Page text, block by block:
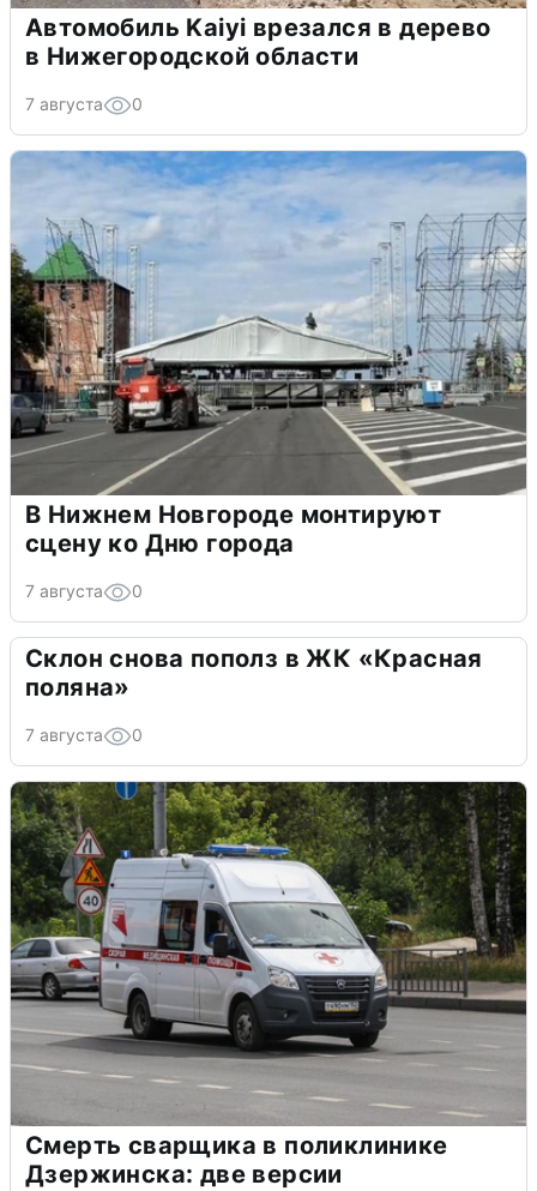
Автомобиль Kaiyi врезался в дерево
в Нижегородской области
7 августа 0
В Нижнем Новгороде монтируют
сцену ко Дню города
7 августа 0
Склон снова пополз в ЖК «Красная
поляна»
7 августа 0
Смерть сварщика в поликлинике
Дзержинска: две версии